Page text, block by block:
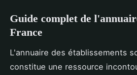
Guide complet de
France
L'annuaire des établissements
constitue une ressource